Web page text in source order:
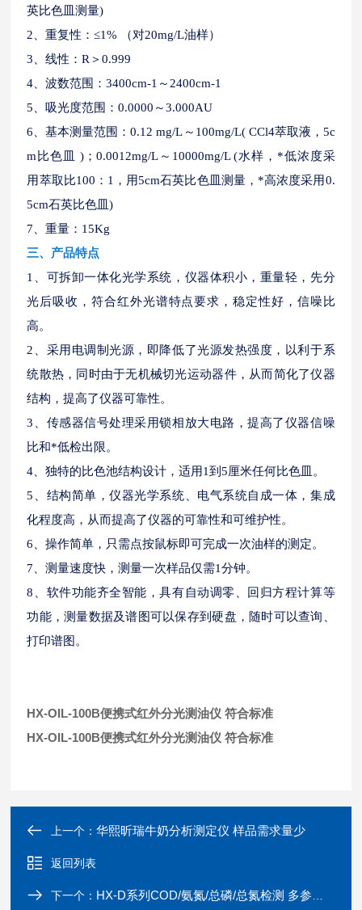
英比色皿测量)
2、重复性：≤1% （对20mg/L油样）
3、线性：R＞0.999
4、波数范围：3400cm-1～2400cm-1
5、吸光度范围：0.0000～3.000AU
6、基本测量范围：0.12 mg/L～100mg/L( CCl4萃取液，5c
m比色皿 )；0.0012mg/L～10000mg/L (水样，*低浓度采
用萃取比100：1，用5cm石英比色皿测量，*高浓度采用0.
5cm石英比色皿)
7、重量：15Kg
三、产品特点
1、可拆卸一体化光学系统，仪器体积小，重量轻，先分
光后吸收，符合红外光谱特点要求，稳定性好，信噪比
高。
2、采用电调制光源，即降低了光源发热强度，以利于系
统散热，同时由于无机械切光运动器件，从而简化了仪器
结构，提高了仪器可靠性。
3、传感器信号处理采用锁相放大电路，提高了仪器信噪
比和*低检出限。
4、独特的比色池结构设计，适用1到5厘米任何比色皿。
5、结构简单，仪器光学系统、电气系统自成一体，集成
化程度高，从而提高了仪器的可靠性和可维护性。
6、操作简单，只需点按鼠标即可完成一次油样的测定。
7、测量速度快，测量一次样品仅需1分钟。
8、软件功能齐全智能，具有自动调零、回归方程计算等
功能，测量数据及谱图可以保存到硬盘，随时可以查询、
打印谱图。
HX-OIL-100B便携式红外分光测油仪 符合标准
HX-OIL-100B便携式红外分光测油仪 符合标准
上一个：华熙昕瑞牛奶分析测定仪 样品需求量少
返回列表
下一个： HX-D系列COD/氨氮/总磷/总氮检测 多参数水质测定仪